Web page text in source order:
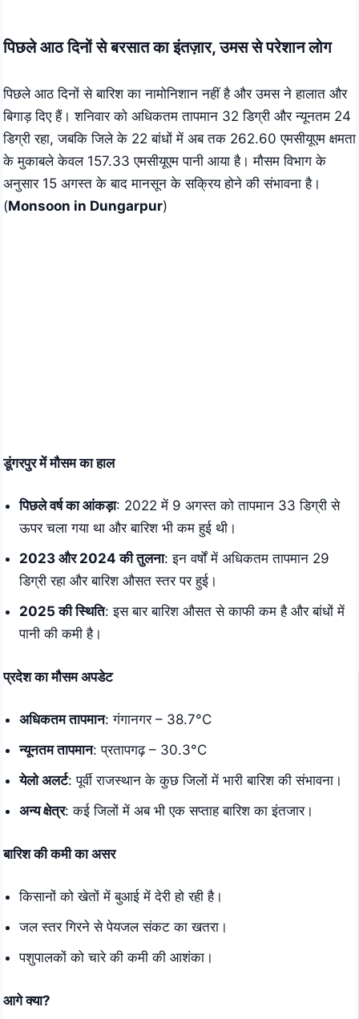
content
पिछले आठ दिनों से बरसात का इंतज़ार, उमस से परेशान लोग
पिछले आठ दिनों से बारिश का नामोनिशान नहीं है और उमस ने हालात और
बिगाड़ दिए हैं। शनिवार को अधिकतम तापमान 32 डिग्री और न्यूनतम 24
डिग्री रहा, जबकि जिले के 22 बांधों में अब तक 262.60 एमसीयूएम क्षमता
के मुकाबले केवल 157.33 एमसीयूएम पानी आया है। मौसम विभाग के
अनुसार 15 अगस्त के बाद मानसून के सक्रिय होने की संभावना है।
(Monsoon in Dungarpur)
डूंगरपुर में मौसम का हाल
पिछले वर्ष का आंकड़ा: 2022 में 9 अगस्त को तापमान 33 डिग्री से
ऊपर चला गया था और बारिश भी कम हुई थी।
2023 और 2024 की तुलना: इन वर्षों में अधिकतम तापमान 29
डिग्री रहा और बारिश औसत स्तर पर हुई।
2025 की स्थिति: इस बार बारिश औसत से काफी कम है और बांधों में
पानी की कमी है।
प्रदेश का मौसम अपडेट
अधिकतम तापमान: गंगानगर – 38.7°C
न्यूनतम तापमान: प्रतापगढ़ – 30.3°C
येलो अलर्ट: पूर्वी राजस्थान के कुछ जिलों में भारी बारिश की संभावना।
अन्य क्षेत्र: कई जिलों में अब भी एक सप्ताह बारिश का इंतजार।
बारिश की कमी का असर
किसानों को खेतों में बुआई में देरी हो रही है।
जल स्तर गिरने से पेयजल संकट का खतरा।
पशुपालकों को चारे की कमी की आशंका।
आगे क्या?